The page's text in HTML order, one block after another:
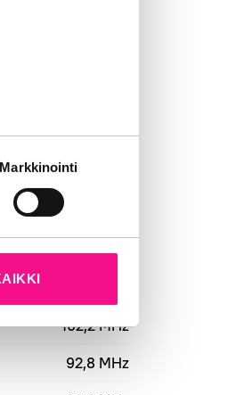
Markkinointi
102,2 MHz
92,8 MHz